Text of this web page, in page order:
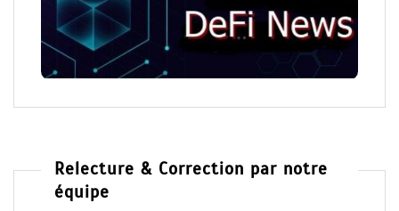
Relecture & Correction par notre
équipe